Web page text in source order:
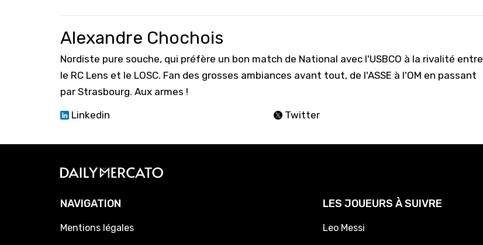
Alexandre Chochois
Nordiste pure souche, qui préfère un bon match de National avec l'USBCO à la rivalité entre
le RC Lens et le LOSC. Fan des grosses ambiances avant tout, de l'ASSE à l'OM en passant
par Strasbourg. Aux armes !
Linkedin
Twitter
NAVIGATION
Mentions légales
LES JOUEURS À SUIVRE
Leo Messi